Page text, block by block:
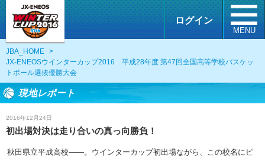
ログイン
MENU
JBA_HOME
>
JX-ENEOSウインターカップ2016 平成28年度 第47回全国高等学校バスケッ
トボール選抜優勝大会
現地レポート
2016年12月24日
初出場対決は走り合いの真っ向勝負！
秋田県立平成高校――。ウインターカップ初出場ながら、この校名にピ